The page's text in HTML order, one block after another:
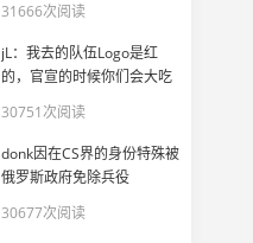
31666次阅读
jL：我去的队伍Logo是红
的，官宣的时候你们会大吃
30751次阅读
donk因在CS界的身份特殊被
俄罗斯政府免除兵役
30677次阅读